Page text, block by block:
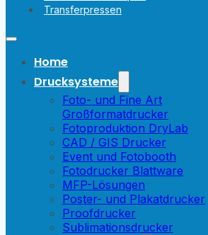
Transferpressen
Home
Drucksysteme
Foto- und Fine Art
Großformatdrucker
Fotoproduktion DryLab
CAD / GIS Drucker
Event und Fotobooth
Fotodrucker Blattware
MFP-Lösungen
Poster- und Plakatdrucker
Proofdrucker
Sublimationsdrucker